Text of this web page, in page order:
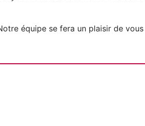
équipe se fera un plaisir de vous